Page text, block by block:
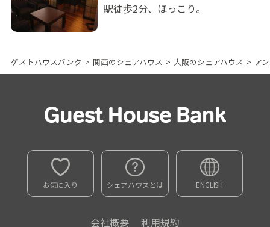
駅徒歩2分、ほっこり。
ゲストハウスバンク > 関西のシェアハウス > 大阪のシェアハウス > ア
お気に入り シェアハウスとは ENGLISH
会社概要 利用規約